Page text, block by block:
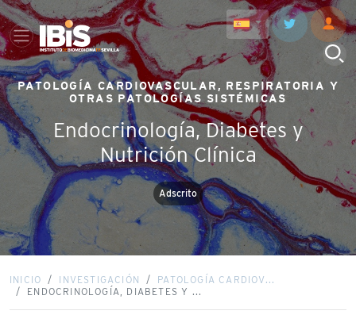
PATOLOGÍA CARDIOVASCULAR, RESPIRATORIA Y
OTRAS PATOLOGÍAS SISTÉMICAS
Endocrinología, Diabetes y
Nutrición Clínica
Adscrito
INICIO INVESTIGACIÓN
PATOLOGÍA CARDIOV...
ENDOCRINOLOGÍA, DIABETES Y ...